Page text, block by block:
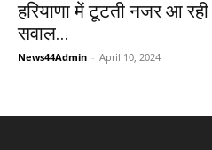
हरियाणा में टूटती नजर आ रही
सवाल...
News44Admin - April 10, 2024